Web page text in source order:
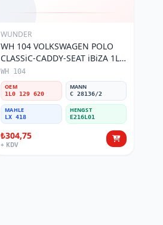
WUNDER
WH 104 VOLKSWAGEN POLO
CLASSiC-CADDY-SEAT iBiZA 1L0
129 620 Hava Filtresi
WH 104
OEM
1L0 129 620
MANN
C 28136/2
MAHLE
LX 418
HENGST
E216L01
₺304,75
+ KDV